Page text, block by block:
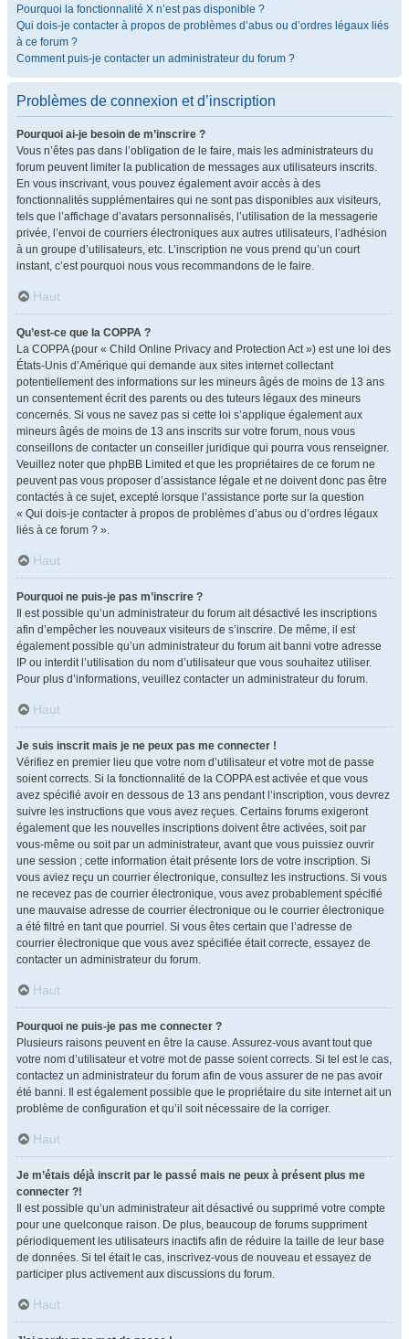
Pourquoi la fonctionnalité X n’est pas disponible ?
Qui dois-je contacter à propos de problèmes d’abus ou d’ordres légaux liés
à ce forum ?
Comment puis-je contacter un administrateur du forum ?
Problèmes de connexion et d’inscription
Pourquoi ai-je besoin de m’inscrire ?
Vous n’êtes pas dans l’obligation de le faire, mais les administrateurs du
forum peuvent limiter la publication de messages aux utilisateurs inscrits.
En vous inscrivant, vous pouvez également avoir accès à des
fonctionnalités supplémentaires qui ne sont pas disponibles aux visiteurs,
tels que l’affichage d’avatars personnalisés, l’utilisation de la messagerie
privée, l’envoi de courriers électroniques aux autres utilisateurs, l’adhésion
à un groupe d’utilisateurs, etc. L’inscription ne vous prend qu’un court
instant, c’est pourquoi nous vous recommandons de le faire.
Haut
Qu’est-ce que la COPPA ?
La COPPA (pour « Child Online Privacy and Protection Act ») est une loi des
États-Unis d’Amérique qui demande aux sites internet collectant
potentiellement des informations sur les mineurs âgés de moins de 13 ans
un consentement écrit des parents ou des tuteurs légaux des mineurs
concernés. Si vous ne savez pas si cette loi s’applique également aux
mineurs âgés de moins de 13 ans inscrits sur votre forum, nous vous
conseillons de contacter un conseiller juridique qui pourra vous renseigner.
Veuillez noter que phpBB Limited et que les propriétaires de ce forum ne
peuvent pas vous proposer d’assistance légale et ne doivent donc pas être
contactés à ce sujet, excepté lorsque l’assistance porte sur la question
« Qui dois-je contacter à propos de problèmes d’abus ou d’ordres légaux
liés à ce forum ? ».
Haut
Pourquoi ne puis-je pas m’inscrire ?
Il est possible qu’un administrateur du forum ait désactivé les inscriptions
afin d’empêcher les nouveaux visiteurs de s’inscrire. De même, il est
également possible qu’un administrateur du forum ait banni votre adresse
IP ou interdit l’utilisation du nom d’utilisateur que vous souhaitez utiliser.
Pour plus d’informations, veuillez contacter un administrateur du forum.
Haut
Je suis inscrit mais je ne peux pas me connecter !
Vérifiez en premier lieu que votre nom d’utilisateur et votre mot de passe
soient corrects. Si la fonctionnalité de la COPPA est activée et que vous
avez spécifié avoir en dessous de 13 ans pendant l’inscription, vous devrez
suivre les instructions que vous avez reçues. Certains forums exigeront
également que les nouvelles inscriptions doivent être activées, soit par
vous-même ou soit par un administrateur, avant que vous puissiez ouvrir
une session ; cette information était présente lors de votre inscription. Si
vous aviez reçu un courrier électronique, consultez les instructions. Si vous
ne recevez pas de courrier électronique, vous avez probablement spécifié
une mauvaise adresse de courrier électronique ou le courrier électronique
a été filtré en tant que pourriel. Si vous êtes certain que l’adresse de
courrier électronique que vous avez spécifiée était correcte, essayez de
contacter un administrateur du forum.
Haut
Pourquoi ne puis-je pas me connecter ?
Plusieurs raisons peuvent en être la cause. Assurez-vous avant tout que
votre nom d’utilisateur et votre mot de passe soient corrects. Si tel est le cas,
contactez un administrateur du forum afin de vous assurer de ne pas avoir
été banni. Il est également possible que le propriétaire du site internet ait un
problème de configuration et qu’il soit nécessaire de la corriger.
Haut
Je m’étais déjà inscrit par le passé mais ne peux à présent plus me
connecter ?!
Il est possible qu’un administrateur ait désactivé ou supprimé votre compte
pour une quelconque raison. De plus, beaucoup de forums suppriment
périodiquement les utilisateurs inactifs afin de réduire la taille de leur base
de données. Si tel était le cas, inscrivez-vous de nouveau et essayez de
participer plus activement aux discussions du forum.
Haut